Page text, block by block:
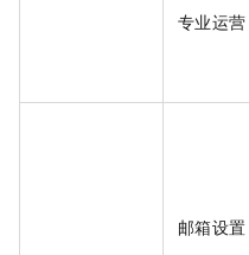
专业运营
邮箱设置